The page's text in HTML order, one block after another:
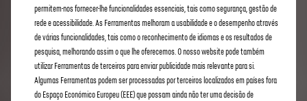
Os serviços descritos nos vídeos e brochuras estão disponíveis para veículos com data
de início de garantia a partir de julho de 2025.
permitem-nos fornecer-lhe funcionalidades essenciais, tais como segurança, gestão de
rede e acessibilidade. As Ferramentas melhoram a usabilidade e o desempenho através
de várias funcionalidades, tais como o reconhecimento de idiomas e os resultados de
pesquisa, melhorando assim o que lhe oferecemos. O nosso website pode também
utilizar Ferramentas de terceiros para enviar publicidade mais relevante para si.
Algumas Ferramentas podem ser processadas por terceiros localizados em países fora
do Espaço Económico Europeu (EEE) que possam ainda não ter uma decisão de